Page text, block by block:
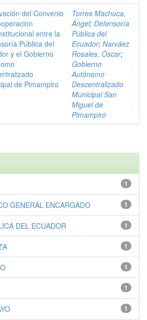
del Convenio
entre la
Pública del
y el Gobierno
de Pimampiro
Torres Machuca,
Ángel; Defensoría
Pública del
Ecuador; Narváez
Rosales, Óscar;
Gobierno
Autónomo
Descentralizado
Municipal San
Miguel de
Pimampiro
1
1
GENERAL ENCARGADO
1
DEL ECUADOR
1
1
1
1